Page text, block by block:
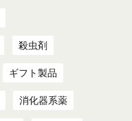
殺虫剤
ギフト製品
消化器系薬